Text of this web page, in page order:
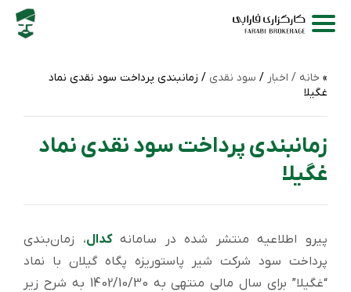
خانه / اخبار / سود نقدی / زمانبندی پرداخت سود نقدی نماد
غگیلا
زمانبندی پرداخت سود نقدی نماد
غگیلا
پیرو اطلاعیه منتشر شده در سامانهکدال، زمان‌بندی
پرداخت سود شركت شیر پاستوریزه پگاه گیلان با نماد
“غگیلا” برای سال مالی منتهی به 1402/10/30 به شرح زیر